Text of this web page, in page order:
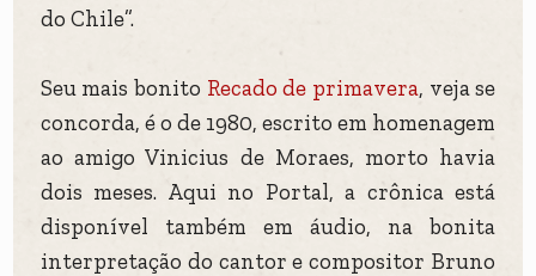
do Chile”.
Seu mais bonito Recado de primavera, veja se
concorda, é o de 1980, escrito em homenagem
ao amigo Vinicius de Moraes, morto havia
dois meses. Aqui no Portal, a crônica está
disponível também em áudio, na bonita
interpretação do cantor e compositor Bruno